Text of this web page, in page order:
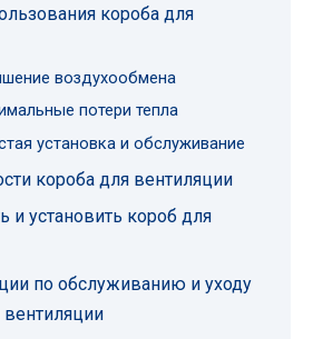
короба для
воздухообмена
потери тепла
установка и обслуживание
короба для вентиляции
и установить короб для
по обслуживанию и уходу